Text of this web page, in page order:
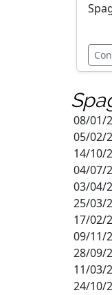
08/01/
05/02/
14/10/
04/07/
03/04/
25/03/
17/02/
09/11/
28/09/
11/03/
24/10/